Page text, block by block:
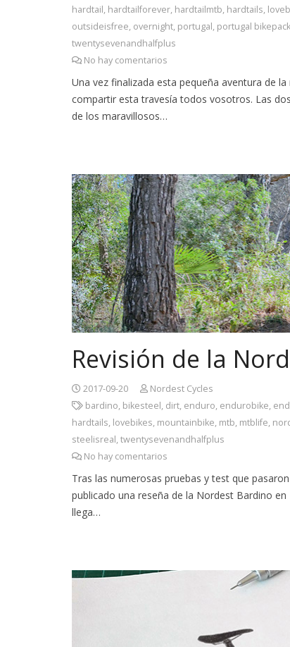
hardtail, hardtailforever, hardtailmtb, hardtails,
outsideisfree, overnight, portugal, portugal
twentysevenandhalfplus
No hay comentarios
Una vez finalizada esta pequeña aventura de
compartir esta travesía todos vosotros. Las
de los maravillosos…
Revisión de la
2017-09-20
Nordest Cycles
bardino, bikesteel, dirt, enduro, endurobike,
hardtails, lovebikes, mountainbike, mtb, mtblife,
steelisreal, twentysevenandhalfplus
No hay comentarios
Tras las numerosas pruebas y test que
publicado una reseña de la Nordest Bardino
llega…